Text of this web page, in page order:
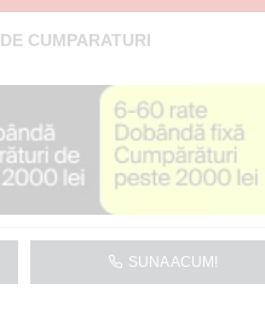
SUNA ACUM!
CUMPARATURI